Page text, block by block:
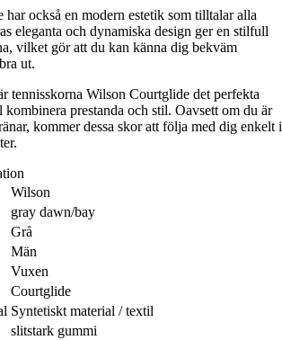
också en modern estetik som tilltalar alla
eleganta och dynamiska design ger en stilfull
vilket gör att du kan känna dig bekväm
ut.
tennisskorna Wilson Courtglide det perfekta
prestanda och stil. Oavsett om du är
kommer dessa skor att följa med dig enkelt i
Wilson
gray dawn/bay
Grå
Män
Vuxen
Courtglide
Syntetiskt material / textil
slitstark gummi